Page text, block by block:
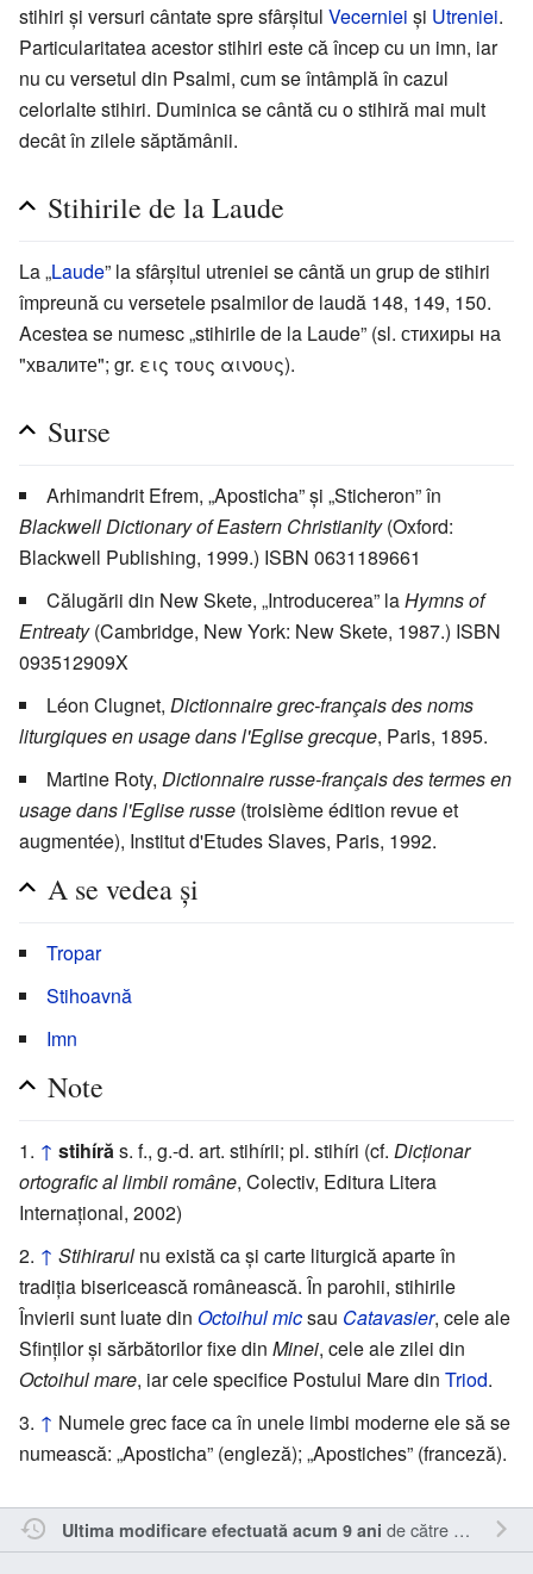
stihiri și versuri cântate spre sfârșitul Vecerniei și Utreniei.
Particularitatea acestor stihiri este că încep cu un imn, iar
nu cu versetul din Psalmi, cum se întâmplă în cazul
celorlalte stihiri. Duminica se cântă cu o stihiră mai mult
decât în zilele săptămânii.
Stihirile de la Laude
La „Laude” la sfârșitul utreniei se cântă un grup de stihiri
împreună cu versetele psalmilor de laudă 148, 149, 150.
Acestea se numesc „stihirile de la Laude” (sl. стихиры на
"хвалите"; gr. εις τους αινους).
Surse
Arhimandrit Efrem, „Aposticha” și „Sticheron” în
Blackwell Dictionary of Eastern Christianity(Oxford:
Blackwell Publishing, 1999.) ISBN 0631189661
Călugării din New Skete, „Introducerea” laHymns of
Entreaty(Cambridge, New York: New Skete, 1987.) ISBN
093512909X
Léon Clugnet, Dictionnaire grec-français des noms
liturgiques en usage dans l'Eglise grecque, Paris, 1895.
Martine Roty, Dictionnaire russe-français des termes en
usage dans l'Eglise russe (troisième édition revue et
augmentée), Institut d'Etudes Slaves, Paris, 1992.
A se vedea și
Tropar
Stihoavnă
Imn
Note
↑ stihíră s. f., g.-d. art. stihírii; pl. stihíri (cf. Dicționar
ortografic al limbii române, Colectiv, Editura Litera
Internațional, 2002)
↑ Stihirarul nu există ca și carte liturgică aparte în
tradiția bisericească românească. În parohii, stihirile
Învierii sunt luate din Octoihul micsau Catavasier, cele ale
Sfinților și sărbătorilor fixe din Minei, cele ale zilei din
Octoihul mare, iar cele specifice Postului Mare din Triod.
↑ Numele grec face ca în unele limbi moderne ele să se
numească: „Aposticha” (engleză); „Apostiches” (franceză).
Ultima modificare efectuată acum 9 ani de către Oql